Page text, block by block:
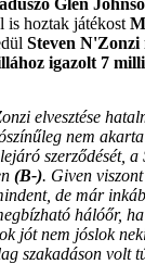
is hoztak játékost
Steven N'Zonzi
igazolt 7
elvesztése
nem
szerződését, a
(B-). Given viszont
de már
hálóőr,
jót nem jóslok
szakadáson volt